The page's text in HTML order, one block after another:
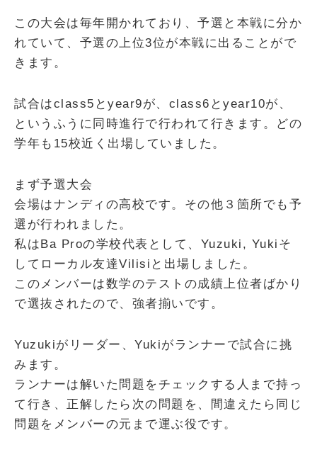
この大会は毎年開かれており、予選と本戦に分か
れていて、予選の上位3位が本戦に出ることがで
きます。
試合はclass5とyear9が、class6とyear10が、
というふうに同時進行で行われて行きます。どの
学年も15校近く出場していました。
まず予選大会
会場はナンディの高校です。その他３箇所でも予
選が行われました。
私はBa Proの学校代表として、Yuzuki, Yukiそ
してローカル友達Vilisiと出場しました。
このメンバーは数学のテストの成績上位者ばかり
で選抜されたので、強者揃いです。
Yuzukiがリーダー、Yukiがランナーで試合に挑
みます。
ランナーは解いた問題をチェックする人まで持っ
て行き、正解したら次の問題を、間違えたら同じ
問題をメンバーの元まで運ぶ役です。